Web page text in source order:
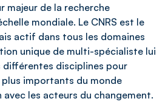
majeur de la recherche
mondiale. Le CNRS est le
actif dans tous les domaines
unique de multi-spécialiste lui
différentes disciplines pour
importants du monde
les acteurs du changement.